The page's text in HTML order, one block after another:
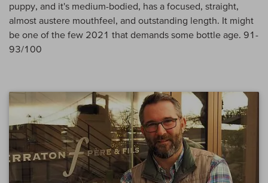
puppy, and it's medium-bodied, has a focused, straight,
almost austere mouthfeel, and outstanding length. It might
be one of the few 2021 that demands some bottle age. 91-
93/100